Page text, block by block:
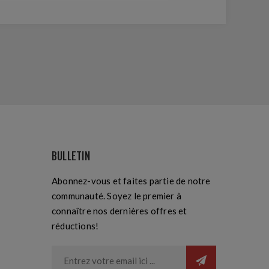
BULLETIN
Abonnez-vous et faites partie de notre
communauté. Soyez le premier à
connaître nos dernières offres et
réductions!